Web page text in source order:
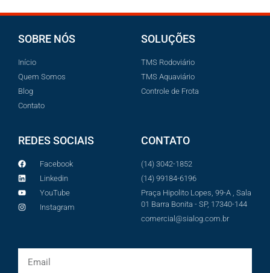
SOBRE NÓS
Início
Quem Somos
Blog
Contato
SOLUÇÕES
TMS Rodoviário
TMS Aquaviário
Controle de Frota
REDES SOCIAIS
Facebook
Linkedin
YouTube
Instagram
CONTATO
(14) 3042-1852
(14) 99184-6196
Praça Hipolito Lopes, 99-A , Sala
01 Barra Bonita - SP, 17340-144
comercial@sialog.com.br